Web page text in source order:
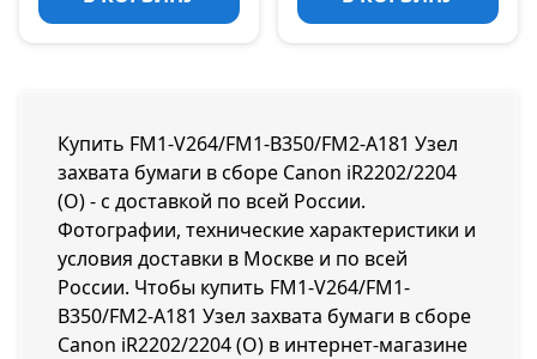
Купить FM1-V264/FM1-B350/FM2-A181 Узел
захвата бумаги в сборе Canon iR2202/2204
(O) - с доставкой по всей России.
Фотографии, технические характеристики и
условия доставки в Москве и по всей
России. Чтобы купить FM1-V264/FM1-
B350/FM2-A181 Узел захвата бумаги в сборе
Canon iR2202/2204 (O) в интернет-магазине